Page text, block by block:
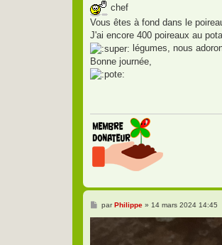
s
s
a
g
e
chef
Vous êtes à fond dans le
J'ai encore 400 poireaux au
légumes, nous
Bonne journée,
MparPhilippe» 14 mars 2024 14:45